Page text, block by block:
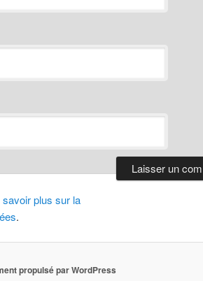
savoir plus sur la
.
propulsé par WordPress